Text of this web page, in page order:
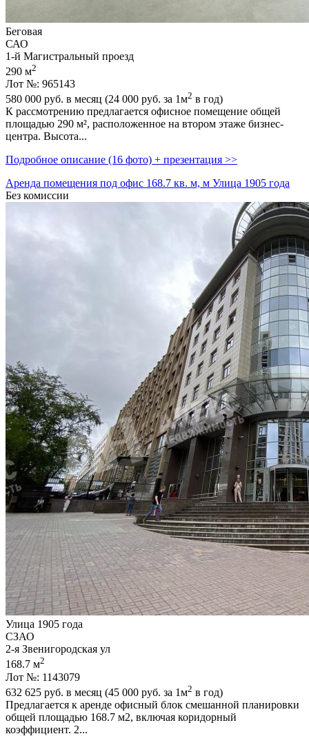
Беговая
САО
1-й Магистральный проезд
290 м2
Лот №: 965143
580 000 руб. в месяц (24 000 руб. за 1м2 в год)
К рассмотрению предлагается офисное помещение общей
площадью 290 м²,­ расположенное на втором этаже бизнес-
центра. Высота...
Подробное описание (16 фото) + презентация >>
Аренда помещения под офис 168.7 кв. м, м Улица 1905 года
Без комиссии
Улица 1905 года
СЗАО
2-я Звенигородская ул
168.7 м2
Лот №: 1143079
632 625 руб. в месяц (45 000 руб. за 1м2 в год)
Предлагается к аренде офисный блок смешанной планировки
общей площадью 168.7 м2,­ включая коридорный
коэффициент. 2...